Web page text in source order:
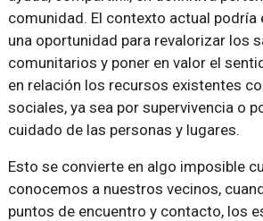
comunidad. El contexto actual podría
una oportunidad para revalorizar los
comunitarios y poner en valor el
en relación los recursos existentes
sociales, ya sea por supervivencia o
cuidado de las personas y lugares.
Esto se convierte en algo imposible
conocemos a nuestros vecinos,
puntos de encuentro y contacto, los